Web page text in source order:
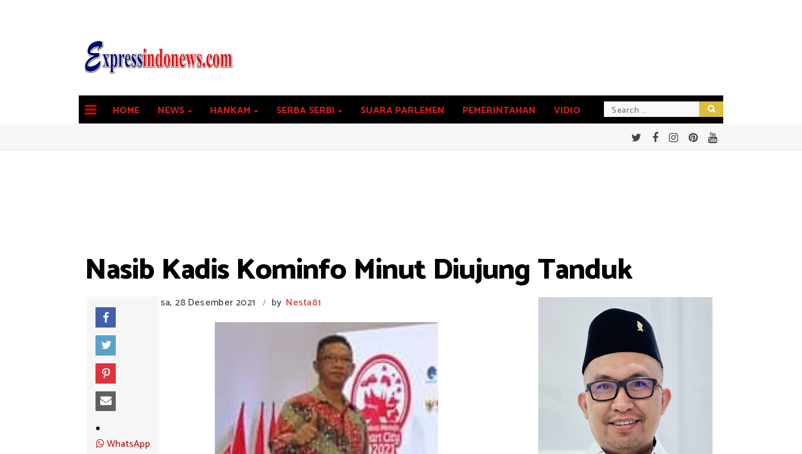
HOME NEWS HANKAM SERBA SERBI SUARA PARLEMEN PEMERINTAHAN VIDIO
Nasib Kadis Kominfo Minut Diujung Tanduk
Selasa, 28 Desember 2021 / by Nesta81
WhatsApp